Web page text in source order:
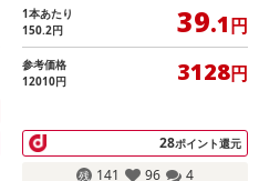
1本あたり
150.2円 39.1円
参考価格
12010円
3128円
28ポイント還元
141 96 4